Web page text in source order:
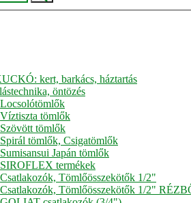
kert, barkács, háztartás
öntözés
Locsolótömlők
Víztiszta tömlők
Szövött tömlők
Spirál tömlők, Csigatömlők
Sumisansui Japán tömlők
SIROFLEX termékek
Csatlakozók, Tömlőösszekötők 1/2"
Csatlakozók, Tömlőösszekötők 1/2"